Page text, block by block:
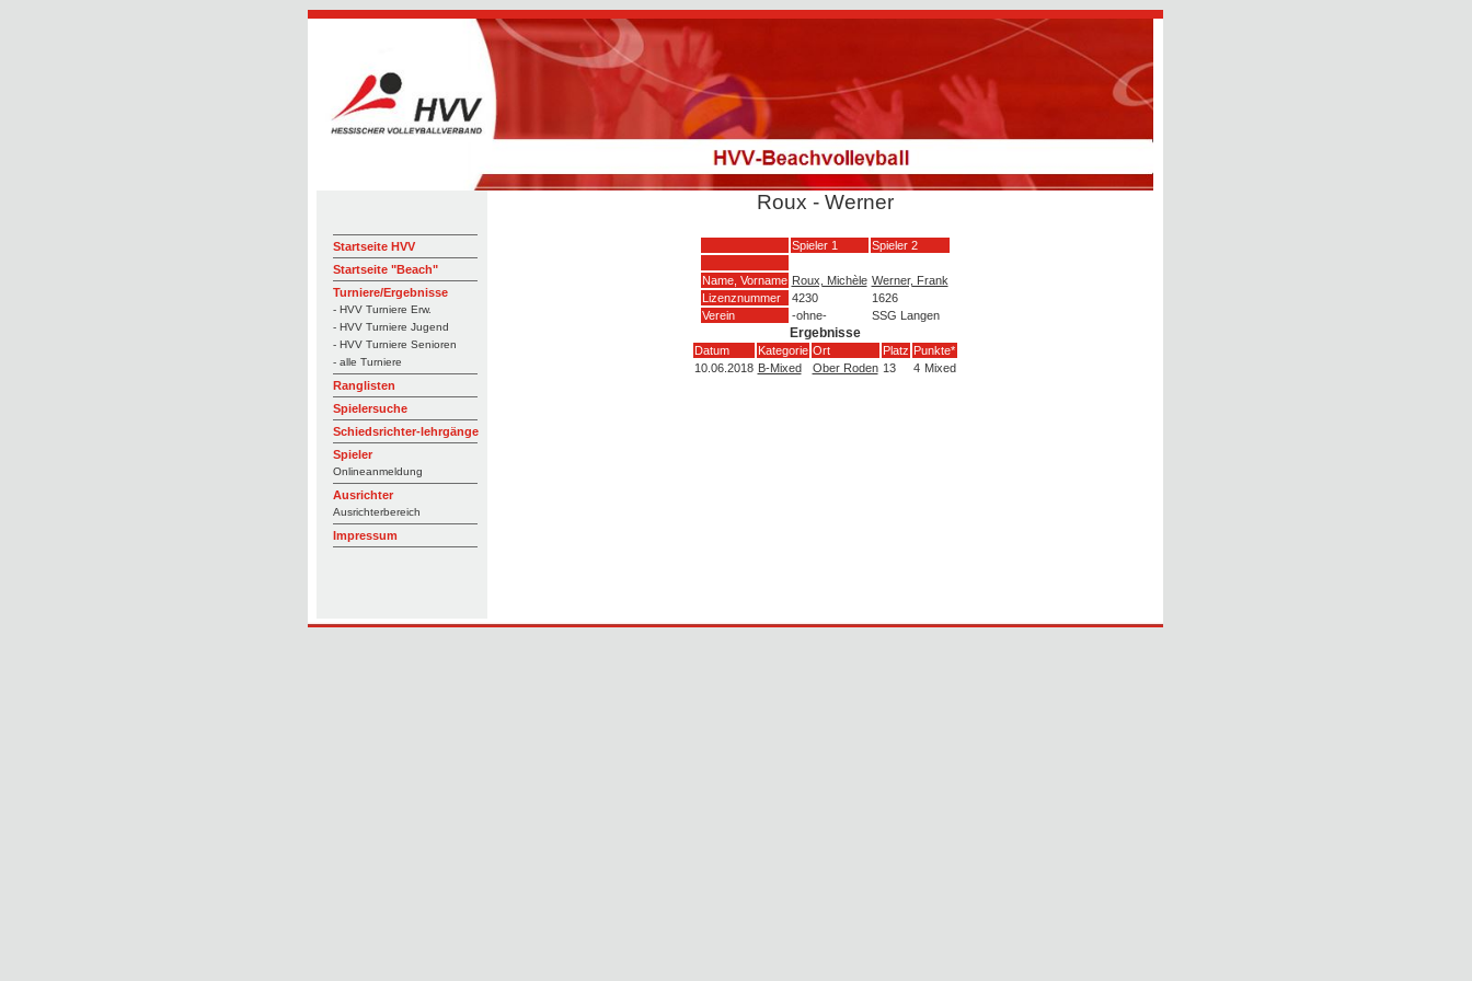
Startseite HVV
Startseite "Beach"
Turniere/Ergebnisse
- HVV Turniere Erw.
- HVV Turniere Jugend
- HVV Turniere Senioren
- alle Turniere
Ranglisten
Spielersuche
Schiedsrichter-lehrgänge
Spieler
Onlineanmeldung
Ausrichter
Ausrichterbereich
Impressum
Roux - Werner
Spieler 1 Spieler 2
Name, Vorname Roux, Michèle Werner, Frank
Lizenznummer
4230
1626
Verein
-ohne- SSG Langen
Ergebnisse
Datum Kategorie Ort Platz Punkte*
10.06.2018 B-Mixed Ober Roden 13 4 Mixed